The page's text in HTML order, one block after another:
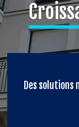
Des solutions